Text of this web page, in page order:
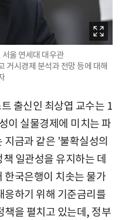
울 연세대 대우관
거시경제 분석과 전망 등에 대해
출신인 최상엽 교수는 1
이 실물경제에 미치는 파
금과 같은 '불확실성의
일관성을 유지하는 데
한국은행이 치솟는 물가
응하기 위해 기준금리를
책을 펼치고 있는데, 정부